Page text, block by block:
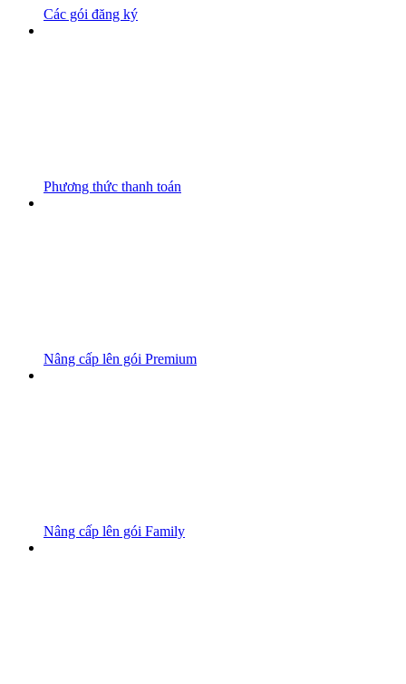
Các gói đăng ký
Phương thức thanh toán
Nâng cấp lên gói Premium
Nâng cấp lên gói Family